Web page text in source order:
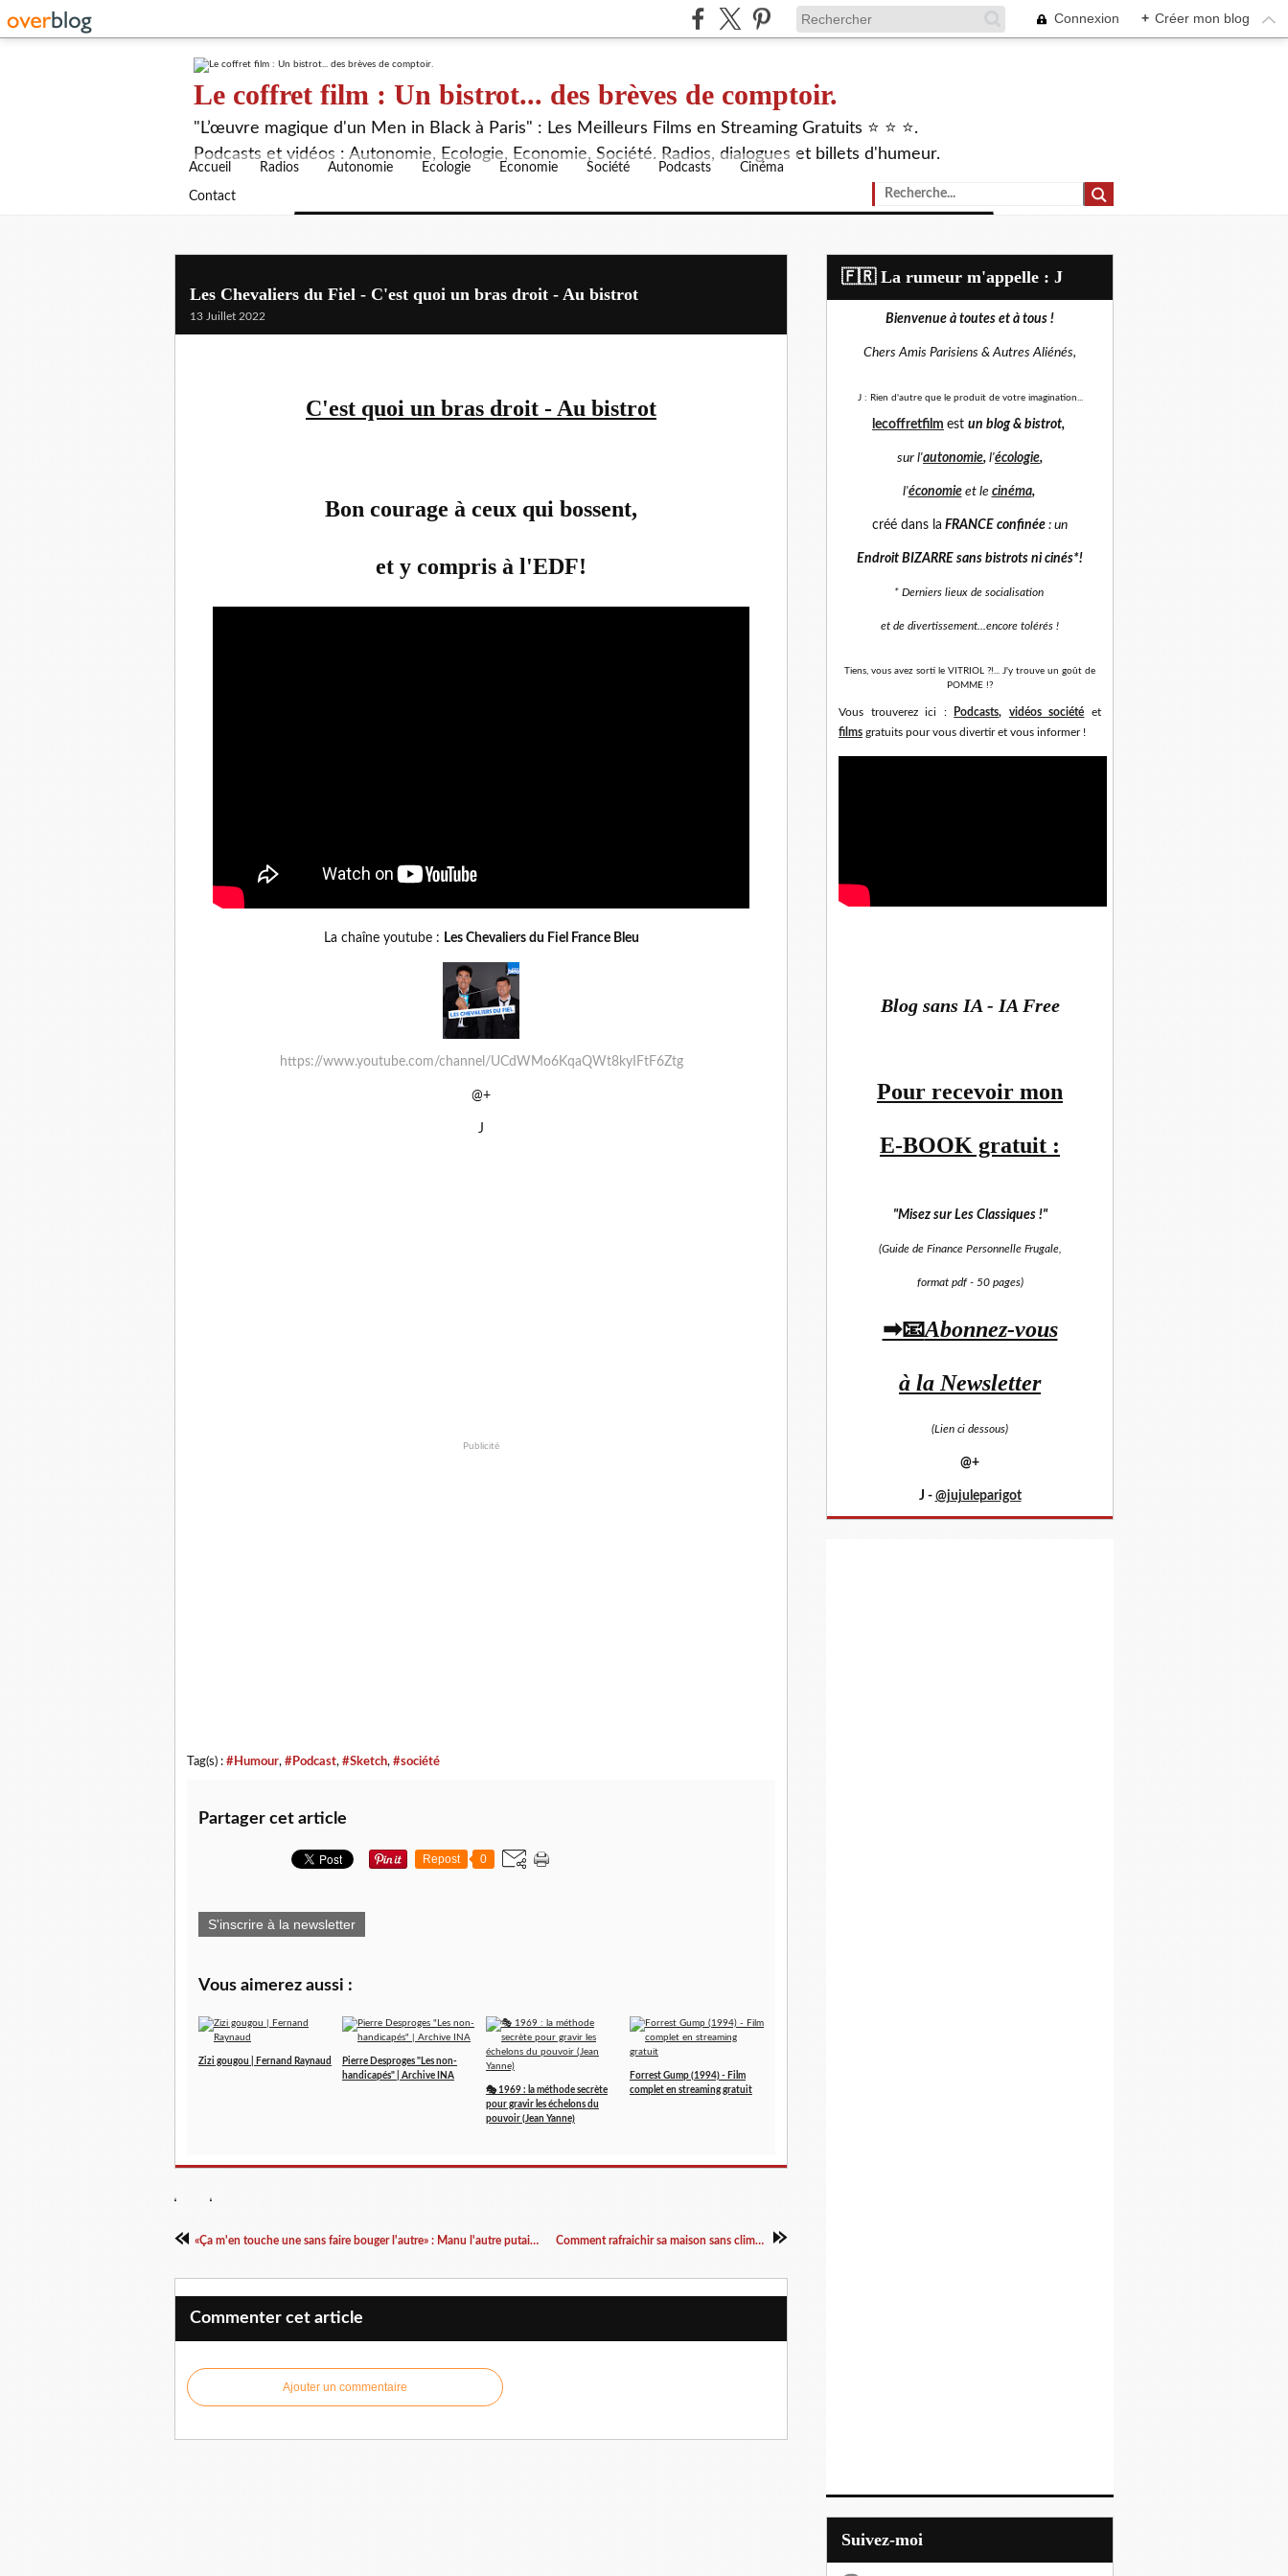
Connexion + Créer mon blog
Le coffret film : Un bistrot... des brèves de comptoir.
"L’œuvre magique d'un Men in Black à Paris" : Les Meilleurs Films en Streaming Gratuits ⭐ ⭐ ⭐.
Podcasts et vidéos : Autonomie, Ecologie, Economie, Société. Radios, dialogues et billets d'humeur.
Accueil Radios Autonomie Ecologie Economie Société Podcasts Cinéma
Contact
Les Chevaliers du Fiel - C'est quoi un bras droit - Au bistrot
13 Juillet 2022
C'est quoi un bras droit - Au bistrot
Bon courage à ceux qui bossent,
et y compris à l'EDF!
La chaîne youtube : Les Chevaliers du Fiel France Bleu
https://www.youtube.com/channel/UCdWMo6KqaQWt8kyIFtF6Ztg
@+
J
Publicité
Tag(s) : #Humour, #Podcast, #Sketch, #société
Partager cet article
Repost 0
S'inscrire à la newsletter
Vous aimerez aussi :
Zizi gougou | Fernand Raynaud
Pierre Desproges "Les non-
handicapés" | Archive INA
🎭 1969 : la méthode secrète
pour gravir les échelons du
pouvoir (Jean Yanne)
Forrest Gump (1994) - Film
complet en streaming gratuit
«Ça m'en touche une sans faire bouger l'autre» : Manu l'autre putain de Guignol Comment rafraichir sa maison sans climatisation
Commenter cet article
Ajouter un commentaire
​🇫🇷​ La rumeur m'appelle : J
Bienvenue à toutes et à tous !
Chers Amis Parisiens &Autres Aliénés,
J : Rien d'autre que le produit de votre imagination...
lecoffretfilm est un blog & bistrot,
sur l'autonomie, l'écologie,
l'économie et le cinéma,
créé dans la FRANCE confinée : un
Endroit BIZARRE sans bistrots ni cinés*!
* Derniers lieux de socialisation
et de divertissement... encore tolérés !
Tiens, vous avez sorti le VITRIOL ?!... J'y trouve un goût de
POMME !?
Vous trouverez ici : Podcasts, vidéos société et
films gratuits pour vous divertir et vous informer !
Blog sans IA - IA Free
Pour recevoir mon
E-BOOK gratuit :
"Misez sur Les Classiques !"
(Guide de Finance Personnelle Frugale,
format pdf - 50 pages)
➡📧Abonnez-vous
à la Newsletter
(Lien ci dessous)
@+
J - @jujuleparigot
Suivez-moi